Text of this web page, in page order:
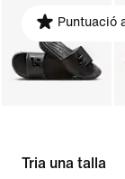
Puntuació
Tria una talla